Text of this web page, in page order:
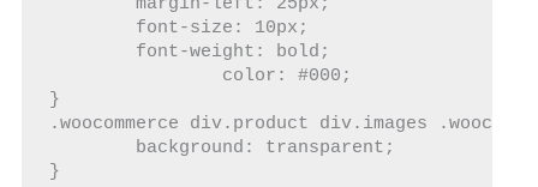
}
.woocommerce div.product div.images
}